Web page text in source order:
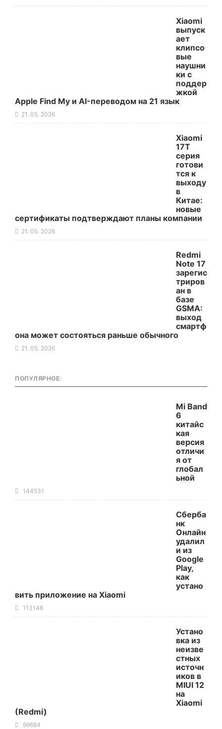
Xiaomi
выпуск
ает
клипсо
вые
наушни
ки с
поддер
жкой
Apple Find My и AI-переводом на 21 язык
21. 05. 2026
Xiaomi
17T
серия
готови
тся к
выходу
в
Китае:
новые
сертификаты подтверждают планы компании
21. 05. 2026
Redmi
Note 17
зарегис
триров
ан в
базе
GSMA:
выход
смартф
она может состояться раньше обычного
21. 05. 2026
ПОПУЛЯРНОЕ:
Mi Band
6
китайс
кая
версия
отличи
я от
глобал
ьной
144531
Сберба
нк
Онлайн
удалил
и из
Google
Play,
как
устано
вить приложение на Xiaomi
113148
Устано
вка из
неизве
стных
источн
иков в
MIUI 12
на
Xiaomi
(Redmi)
99684